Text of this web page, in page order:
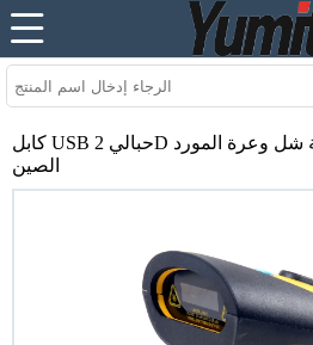
كابل USB حبالي 2D قارئ الباركود مع شركة شل وعرة المورد
الصين